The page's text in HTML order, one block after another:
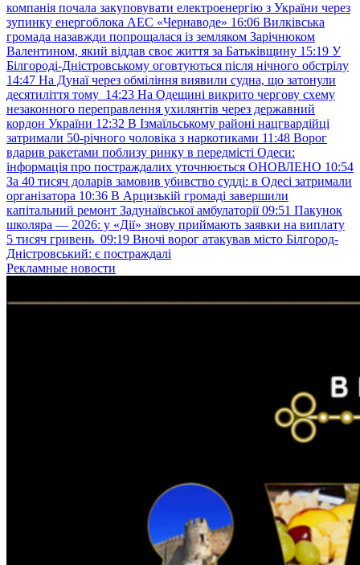
компанія почала закуповувати електроенергію з України через
зупинку енергоблока АЕС «Чернаводе» 16:06 Вилківська
громада назавжди попрощалася із земляком Зарічнюком
Валентином, який віддав своє життя за Батьківщину 15:19 У
Білгороді-Дністровському оговтуються після нічного обстрілу
14:47 На Дунаї через обміління виявили судна, що затонули
десятиліття тому 14:23 На Одещині викрито чергову схему
незаконного переправлення ухилянтів через державний
кордон України 12:32 В Ізмаїльському районі нацгвардійці
затримали 50-річного чоловіка з наркотиками 11:48 Ворог
вдарив ракетами поблизу ринку в передмісті Одеси:
інформація про постраждалих уточнюється ОНОВЛЕНО 10:54
За 40 тисяч доларів замовив убивство судді: в Одесі затримали
організатора 10:36 В Арцизькій громаді завершили
капітальний ремонт Задунаївської амбулаторії 09:51 Пакунок
школяра — 2026: у «Дії» знову приймають заявки на виплату
5 тисяч гривень 09:19 Вночі ворог атакував місто Білгород-
Дністровський: є постраждалі
Рекламные новости